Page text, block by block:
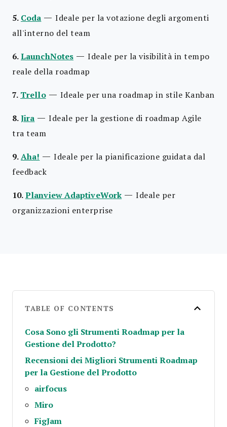
5. Coda —Ideale per la votazione degli argomenti
all'interno del team
6.LaunchNotes —Ideale per la visibilità in tempo
reale della roadmap
7. Trello — Ideale per una roadmap in stile Kanban
8.Jira —Ideale per la gestione di roadmap Agile
tra team
9.Aha! —Ideale per la pianificazione guidata dal
feedback
10.Planview AdaptiveWork —Ideale per
organizzazioni enterprise
TABLE OF CONTENTS
Cosa Sono gli Strumenti Roadmap per la
Gestione del Prodotto?
Recensioni dei Migliori Strumenti Roadmap
per la Gestione del Prodotto
airfocus
Miro
FigJam